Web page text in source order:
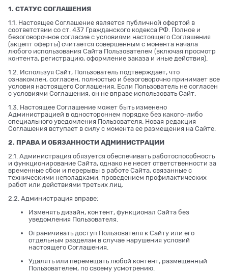
1. СТАТУС СОГЛАШЕНИЯ
1.1. Настоящее Соглашение является публичной офертой в
соответствии со ст. 437 Гражданского кодекса РФ. Полное и
безоговорочное согласие с условиями настоящего Соглашения
(акцепт оферты) считается совершенным с момента начала
любого использования Сайта Пользователем (включая просмотр
контента, регистрацию, оформление заказа и иные действия).
1.2. Используя Сайт, Пользователь подтверждает, что
ознакомлен, согласен, полностью и безоговорочно принимает все
условия настоящего Соглашения. Если Пользователь не согласен
с условиями Соглашения, он не вправе использовать Сайт.
1.3. Настоящее Соглашение может быть изменено
Администрацией в одностороннем порядке без какого-либо
специального уведомления Пользователя. Новая редакция
Соглашения вступает в силу с момента ее размещения на Сайте.
2. ПРАВА И ОБЯЗАННОСТИ АДМИНИСТРАЦИИ
2.1. Администрация обязуется обеспечивать работоспособность
и функционирование Сайта, однако не несет ответственности за
временные сбои и перерывы в работе Сайта, связанные с
техническими неполадками, проведением профилактических
работ или действиями третьих лиц.
2.2. Администрация вправе:
Изменять дизайн, контент, функционал Сайта без
уведомления Пользователя.
Ограничивать доступ Пользователя к Сайту или его
отдельным разделам в случае нарушения условий
настоящего Соглашения.
Удалять или перемещать любой контент, размещенный
Пользователем, по своему усмотрению.